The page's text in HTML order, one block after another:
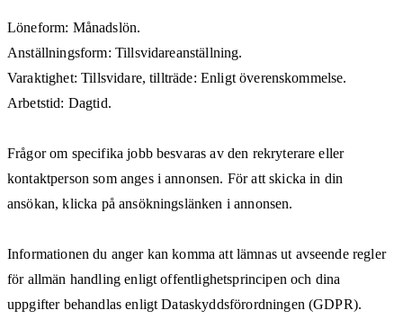
Löneform: Månadslön.
Anställningsform: Tillsvidareanställning.
Varaktighet: Tillsvidare, tillträde: Enligt överenskommelse.
Arbetstid: Dagtid.
Frågor om specifika jobb besvaras av den rekryterare eller
kontaktperson som anges i annonsen. För att skicka in din
ansökan, klicka på ansökningslänken i annonsen.
Informationen du anger kan komma att lämnas ut avseende regler
för allmän handling enligt offentlighetsprincipen och dina
uppgifter behandlas enligt Dataskyddsförordningen (GDPR).